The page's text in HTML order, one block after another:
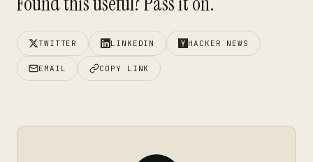
TWITTER LINKEDIN HACKER NEWS
EMAIL COPY LINK